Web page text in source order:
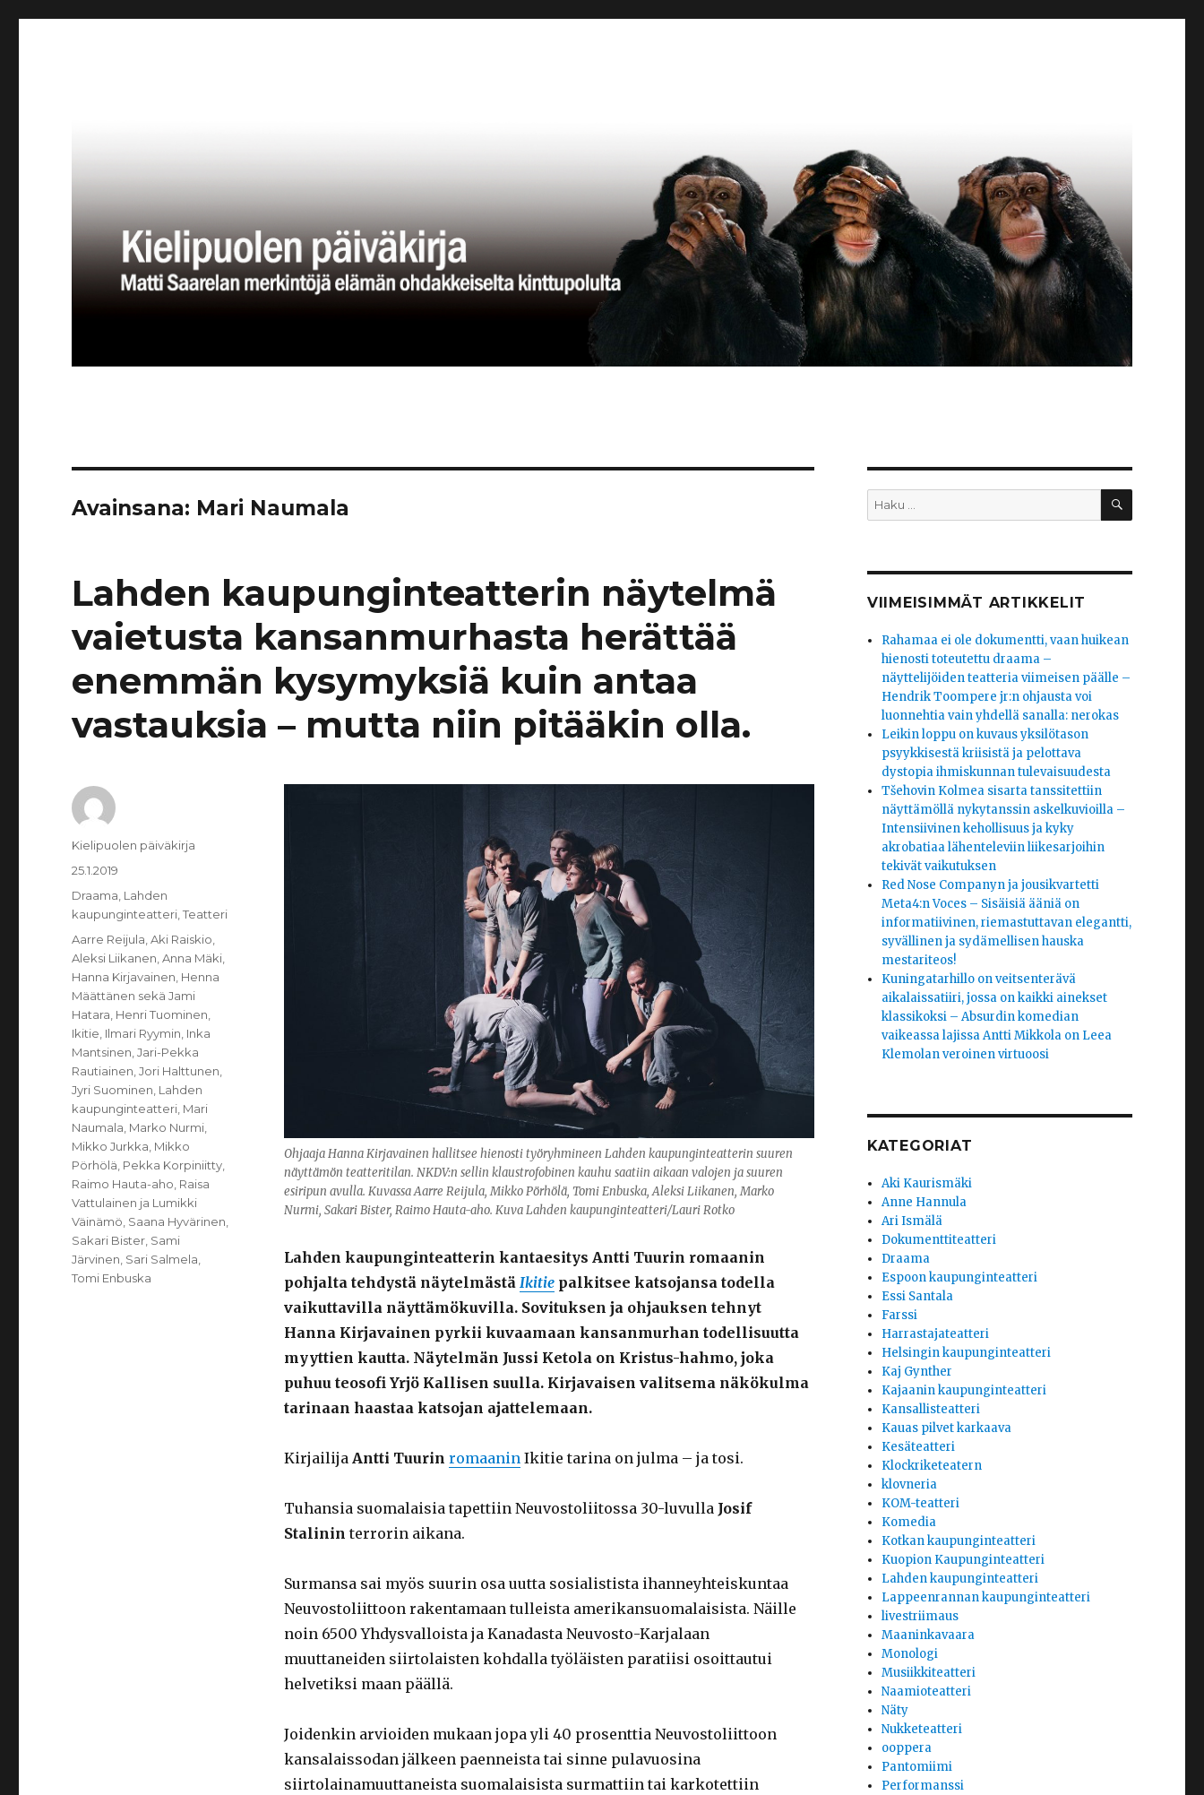
Avainsana: Mari Naumala
Lahden kaupunginteatterin näytelmä
vaietusta kansanmurhasta herättää
enemmän kysymyksiä kuin antaa
vastauksia – mutta niin pitääkin olla.
Ohjaaja Hanna Kirjavainen hallitsee hienosti työryhmineen Lahden kaupunginteatterin suuren
näyttämön teatteritilan. NKDV:n sellin klaustrofobinen kauhu saatiin aikaan valojen ja suuren
esiripun avulla. Kuvassa Aarre Reijula, Mikko Pörhölä, Tomi Enbuska, Aleksi Liikanen, Marko
Nurmi, Sakari Bister, Raimo Hauta-aho. Kuva Lahden kaupunginteatteri/Lauri Rotko
Lahden kaupunginteatterin kantaesitys Antti Tuurin romaanin
pohjalta tehdystä näytelmästä Ikitiepalkitsee katsojansa todella
vaikuttavilla näyttämökuvilla. Sovituksen ja ohjauksen tehnyt
Hanna Kirjavainen pyrkii kuvaamaan kansanmurhan todellisuutta
myyttien kautta. Näytelmän Jussi Ketola on Kristus-hahmo, joka
puhuu teosofi Yrjö Kallisen suulla. Kirjavaisen valitsema näkökulma
tarinaan haastaa katsojan ajattelemaan.
Kirjailija Antti Tuurin romaanin Ikitie tarina on julma – ja tosi.
Tuhansia suomalaisia tapettiin Neuvostoliitossa 30-luvulla Josif
Stalinin terrorin aikana.
Surmansa sai myös suurin osa uutta sosialistista ihanneyhteiskuntaa
Neuvostoliittoon rakentamaan tulleista amerikansuomalaisista. Näille
noin 6500 Yhdysvalloista ja Kanadasta Neuvosto-Karjalaan
muuttaneiden siirtolaisten kohdalla työläisten paratiisi osoittautui
helvetiksi maan päällä.
Joidenkin arvioiden mukaan jopa yli 40 prosenttia Neuvostoliittoon
kansalaissodan jälkeen paenneista tai sinne pulavuosina
siirtolainamuuttaneista suomalaisista surmattiin tai karkotettiin
Kirjoittaja
Kielipuolen päiväkirja
Julkaistu
25.1.2019
Kategoriat
Draama Lahden
kaupunginteatteri ,Teatteri
Avainsanat
Aarre Reijula ,Aki Raiskio
Aleksi Liikanen ,Anna Mäki
Hanna Kirjavainen Henna
Määttänen sekä Jami
Hatara Henri Tuominen
Ikitie Ilmari Ryymin Inka
Mantsinen ,Jari-Pekka
Rautiainen ,Jori Halttunen
Jyri Suominen Lahden
kaupunginteatteri Mari
Naumala Marko Nurmi
Mikko Jurkka Mikko
Pörhölä Pekka Korpiniitty
Raimo Hauta-aho Raisa
Vattulainen ja Lumikki
Väinämö Saana Hyvärinen
Sakari Bister Sami
Järvinen Sari Salmela
Tomi Enbuska
Etsi: HAKU
VIIMEISIMMÄT ARTIKKELIT
Rahamaa ei ole dokumentti, vaan huikean
hienosti toteutettu draama –
näyttelijöiden teatteria viimeisen päälle –
Hendrik Toompere jr:n ohjausta voi
luonnehtia vain yhdellä sanalla: nerokas
Leikin loppu on kuvaus yksilötason
psyykkisestä kriisistä ja pelottava
dystopia ihmiskunnan tulevaisuudesta
Tšehovin Kolmea sisarta tanssitettiin
näyttämöllä nykytanssin askelkuvioilla –
Intensiivinen kehollisuus ja kyky
akrobatiaa lähenteleviin liikesarjoihin
tekivät vaikutuksen
Red Nose Companyn ja jousikvartetti
Meta4:n Voces – Sisäisiä ääniä on
informatiivinen, riemastuttavan elegantti,
syvällinen ja sydämellisen hauska
mestariteos!
Kuningatarhillo on veitsenterävä
aikalaissatiiri, jossa on kaikki ainekset
klassikoksi – Absurdin komedian
vaikeassa lajissa Antti Mikkola on Leea
Klemolan veroinen virtuoosi
KATEGORIAT
Aki Kaurismäki
Anne Hannula
Ari Ismälä
Dokumenttiteatteri
Draama
Espoon kaupunginteatteri
Essi Santala
Farssi
Harrastajateatteri
Helsingin kaupunginteatteri
Kaj Gynther
Kajaanin kaupunginteatteri
Kansallisteatteri
Kauas pilvet karkaava
Kesäteatteri
Klockriketeatern
klovneria
KOM-teatteri
Komedia
Kotkan kaupunginteatteri
Kuopion Kaupunginteatteri
Lahden kaupunginteatteri
Lappeenrannan kaupunginteatteri
livestriimaus
Maaninkavaara
Monologi
Musiikkiteatteri
Naamioteatteri
Näty
Nukketeatteri
ooppera
Pantomiimi
Performanssi